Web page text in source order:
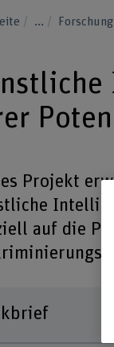
...
Projekt
auf die